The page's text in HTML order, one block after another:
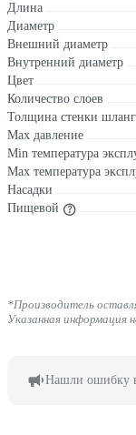
Длина
Диаметр
Внешний диаметр
Внутренний диаметр
Цвет
Количество слоев
Толщина стенки
Max давление
Min температура
Мах температура
Насадки
Пищевой
*Производитель
Указанная информация
Нашли ошибку в